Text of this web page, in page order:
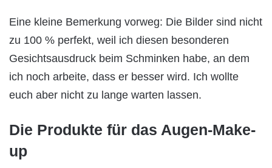
Eine kleine Bemerkung vorweg: Die Bilder sind nicht
zu 100 % perfekt, weil ich diesen besonderen
Gesichtsausdruck beim Schminken habe, an dem
ich noch arbeite, dass er besser wird. Ich wollte
euch aber nicht zu lange warten lassen.
Die Produkte für das Augen-Make-
up